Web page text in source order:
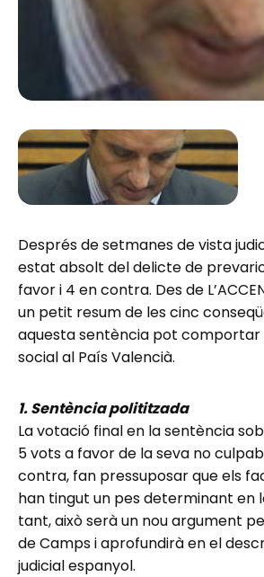
Després de setmanes de vista
estat absolt del delicte de
favor i 4 en contra. Des de
un petit resum de les cinc
aquesta sentència pot comportar
social al País Valencià.
1. Sentència polititzada
La votació final en la sentència
5 vots a favor de la seva no
contra, fan pressuposar que els
han tingut un pes determinant en
tant, això serà un nou argument
de Camps i aprofundirà en el
judicial espanyol.